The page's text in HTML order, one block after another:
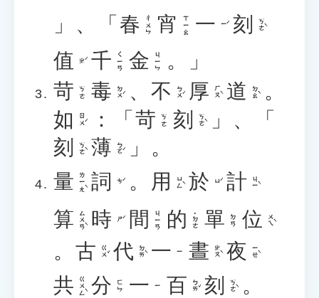
」、「 春 ㄔㄨㄣ 宵 ㄒㄧㄠ 一 ㄧˊ 刻 ㄎㄜˋ
值 ㄓˊ 千 ㄑㄧㄢ 金 ㄐㄧㄣ 。」
苛 ㄎㄜ 毒 ㄉㄨˊ 、 不 ㄅㄨˊ 厚 ㄏㄡˋ 道 ㄉㄠˋ 。
如 ㄖㄨˊ ：「 苛 ㄎㄜ 刻 ㄎㄜˋ
」、「
刻
ㄎㄜˋ 薄 ㄅㄛˊ
」。
量 ㄌㄧㄤˋ 詞 ㄘˊ 。 用 ㄩㄥˋ 於 ㄩˊ 計 ㄐㄧˋ
算 ㄙㄨㄢˋ 時 ㄕˊ 間 ㄐㄧㄢ 的 ˙ㄉㄜ 單 ㄉㄢ 位 ㄨㄟˋ
。 古 ㄍㄨˇ 代 ㄉㄞˋ 一 ㄧ 晝 ㄓㄡˋ 夜 ㄧㄝˋ
共 ㄍㄨㄥˋ 分 ㄈㄣ 一 ㄧ 百 ㄅㄞˇ 刻 ㄎㄜˋ 。